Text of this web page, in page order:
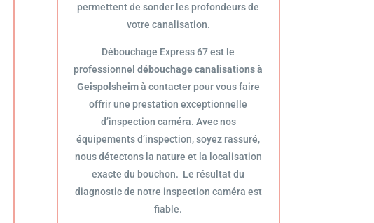
permettent de sonder les profondeurs de
votre canalisation.
Débouchage Express 67 est le
professionneldébouchage canalisations à
Geispolsheimà contacter pour vous faire
offrir une prestation exceptionnelle
d’inspection caméra. Avec nos
équipements d’inspection, soyez rassuré,
nous détectons la nature et la localisation
exacte du bouchon. Le résultat du
diagnostic de notre inspection caméra est
fiable.